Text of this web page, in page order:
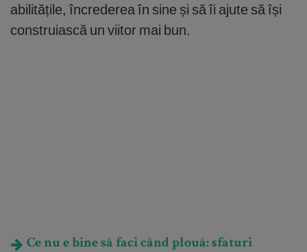
abilitățile, încrederea în sine și să îi ajute să își
construiască un viitor mai bun.
Ce nu e bine să faci când plouă: sfaturi